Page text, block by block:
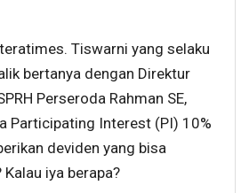
Tiswarni yang selaku
bertanya dengan Direktur
Perseroda Rahman SE,
Participating Interest (PI) 10%
deviden yang bisa
iya berapa?